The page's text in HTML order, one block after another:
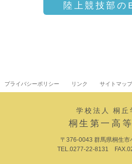
陸上競技部の
プライバシーポリシー リンク サイトマップ
学校法人 桐丘
桐生第一高
〒376-0043 群馬県桐生市
TEL.0277-22-8131